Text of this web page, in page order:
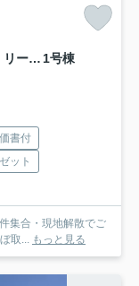
【新築平屋】前橋市小坂子町 限定１棟 リーブルガーデン 新築建売 1号棟
書付
ット
集合・現地解散でご
取... もっと見る